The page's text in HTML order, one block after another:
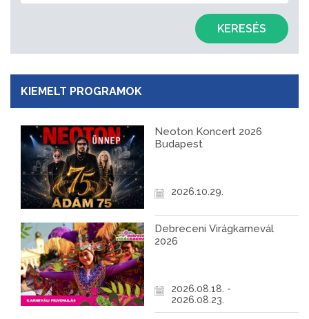
KERESÉS
KIEMELT PROGRAMOK
Neoton Koncert 2026
Budapest
2026.10.29.
Debreceni Virágkarnevál
2026
2026.08.18. -
2026.08.23.